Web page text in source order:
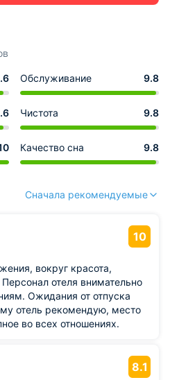
Обслуживание 9.8
Чистота 9.8
Качество сна 9.8
Сначала рекомендуемые
10
вокруг красота,
отеля внимательно
Ожидания от отпуска
отель рекомендую, место
во всех отношениях.
8.1